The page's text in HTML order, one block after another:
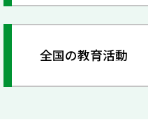
全国の教育活動